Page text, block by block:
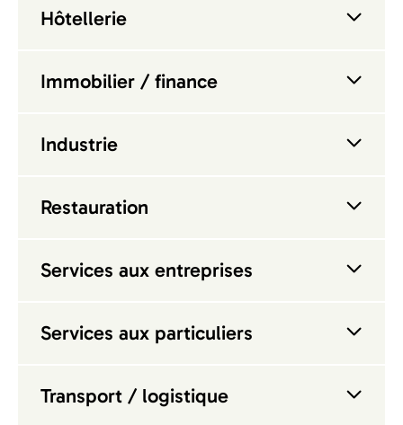
Hôtellerie
Immobilier / finance
Industrie
Restauration
Services aux entreprises
Services aux particuliers
Transport / logistique